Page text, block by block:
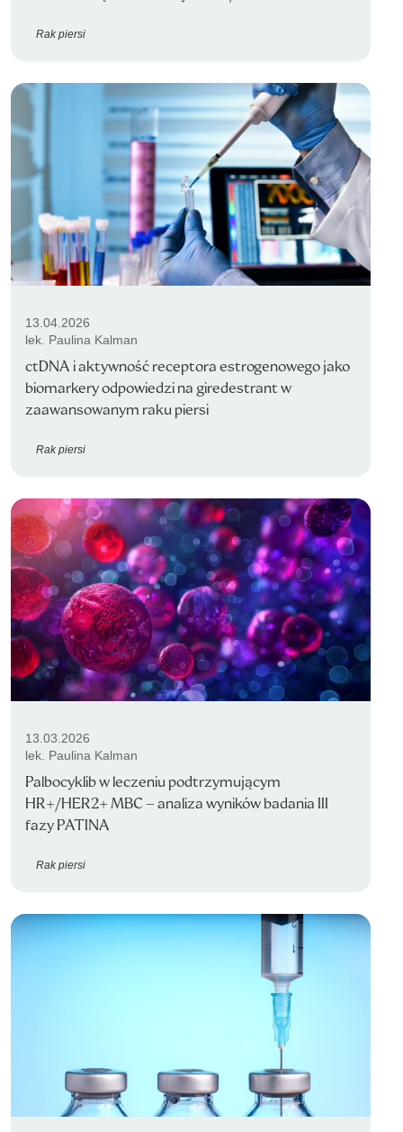
Rak piersi
13.04.2026
lek. Paulina Kalman
ctDNA i aktywność receptora estrogenowego jako
biomarkery odpowiedzi na giredestrant w
zaawansowanym raku piersi
Rak piersi
13.03.2026
lek. Paulina Kalman
Palbocyklib w leczeniu podtrzymującym
HR+/HER2+ MBC – analiza wyników badania III
fazy PATINA
Rak piersi